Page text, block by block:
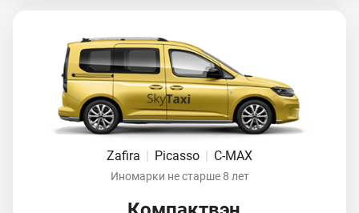
Zafira | Picasso | C-MAX
Иномарки не старше 8 лет